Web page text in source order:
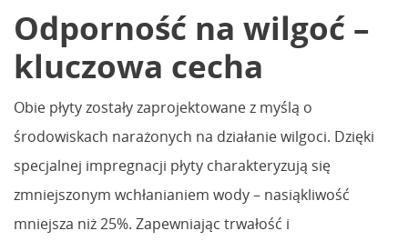
Odporność na wilgoć –
kluczowa cecha
Obie płyty zostały zaprojektowane z myślą o
środowiskach narażonych na działanie wilgoci. Dzięki
specjalnej impregnacji płyty charakteryzują się
zmniejszonym wchłanianiem wody – nasiąkliwość
mniejsza niż 25%. Zapewniając trwałość i